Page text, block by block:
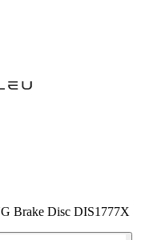
Brake Disc DIS1777X